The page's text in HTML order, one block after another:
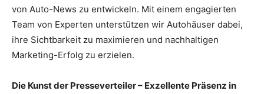
von Auto-News zu entwickeln. Mit einem engagierten
Team von Experten unterstützen wir Autohäuser dabei,
ihre Sichtbarkeit zu maximieren und nachhaltigen
Marketing-Erfolg zu erzielen.
Die Kunst der Presseverteiler – Exzellente Präsenz in